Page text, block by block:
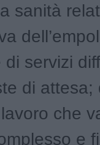
sanità
servizi
di attesa;
che
e